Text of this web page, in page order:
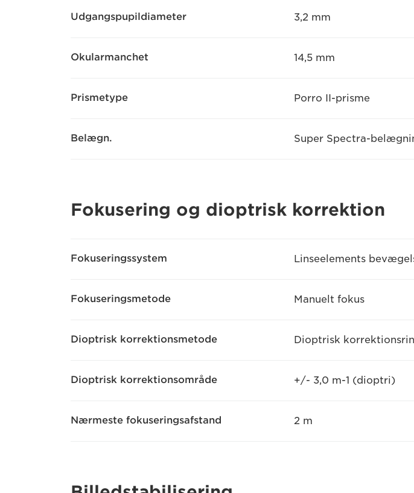
Udgangspupildiameter 3,2 mm
Okularmanchet 14,5 mm
Prismetype Porro II-prisme
Belægn. Super Spectra-
Fokusering og dioptrisk korrektion
Fokuseringssystem Linseelements
Fokuseringsmetode Manuelt fokus
Dioptrisk korrektionsmetode Dioptrisk
Dioptrisk korrektionsområde +/- 3,0 m-1 (dioptri)
Nærmeste fokuseringsafstand 2 m